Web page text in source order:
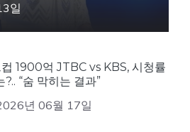
일
1900억 JTBC vs KBS, 시청률
?.. “숨 막히는 결과”
년 06월 17일